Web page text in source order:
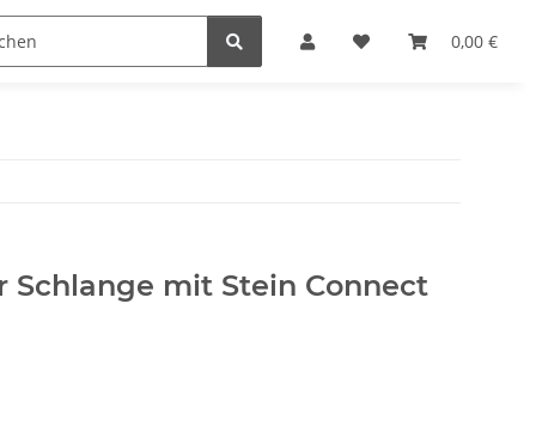
0,00 €
Schlange mit Stein Connect